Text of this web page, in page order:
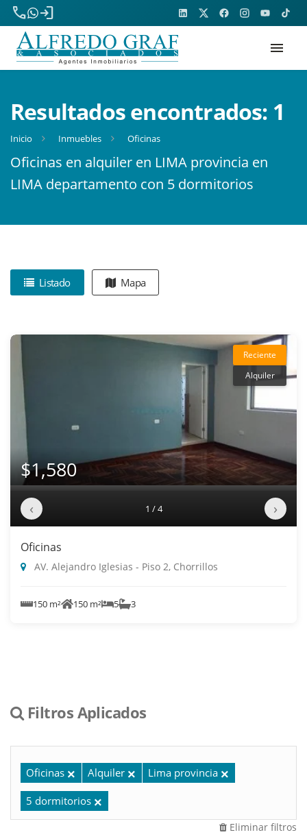
phone
login
menu
Resultados encontrados: 1
Inicio Inmuebles Oficinas
Oficinas en alquiler en LIMA provincia en
LIMA departamento con 5 dormitorios
Listado Mapa
Reciente
Alquiler
$1,580
‹ 1 / 4 ›
Oficinas
AV. Alejandro Iglesias - Piso 2, Chorrillos
150 m² 150 m² 5 3
Filtros Aplicados
Oficinas Alquiler Lima provincia
5 dormitorios
Eliminar filtros